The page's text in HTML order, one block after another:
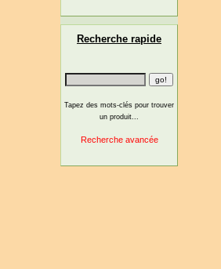
Recherche rapide
Tapez des mots-clés pour trouver
un produit...
Recherche avancée